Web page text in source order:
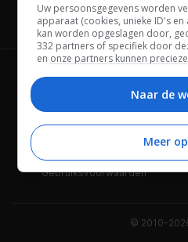
Channels
Wie is FWD
Adverteren
Gebruiksvoorwaarden
© 2010-
Uw persoonsgegevens worden
apparaat (cookies, unieke ID's
kan worden opgeslagen door,
332 partners of specifiek door
en onze partners kunnen
Bepaalde leveranciers kunnen
beheren. Zoek onderaan deze
een link om uw toestemming te
privacy- en cookie-instellingen.
Naar de
Meer